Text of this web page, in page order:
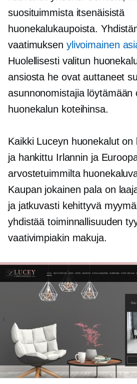
suosituimmista itsenäisistä
huonekalukaupoista.
vaatimuksen ylivoimainen
Huolellisesti valitun
ansiosta he ovat auttaneet
asunnonomistajia löytämään
huonekalun koteihinsa.
Kaikki Luceyn huonekalut on
ja hankittu Irlannin ja
arvostetuimmilta
Kaupan jokainen pala on
ja jatkuvasti kehittyvä
yhdistää toiminnallisuuden
vaativimpiakin makuja.